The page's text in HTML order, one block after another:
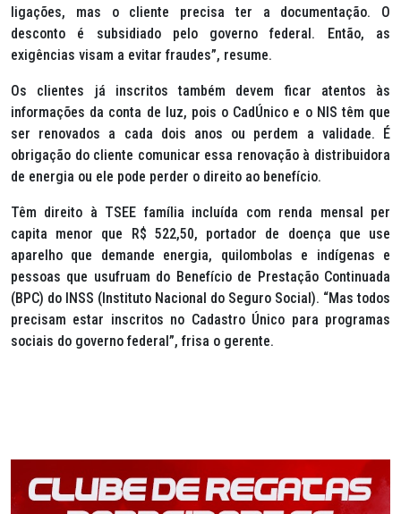
ligações, mas o cliente precisa ter a documentação. O
desconto é subsidiado pelo governo federal. Então, as
exigências visam a evitar fraudes”, resume.
Os clientes já inscritos também devem ficar atentos às
informações da conta de luz, pois o CadÚnico e o NIS têm que
ser renovados a cada dois anos ou perdem a validade. É
obrigação do cliente comunicar essa renovação à distribuidora
de energia ou ele pode perder o direito ao benefício.
Têm direito à TSEE família incluída com renda mensal per
capita menor que R$ 522,50, portador de doença que use
aparelho que demande energia, quilombolas e indígenas e
pessoas que usufruam do Benefício de Prestação Continuada
(BPC) do INSS (Instituto Nacional do Seguro Social). “Mas todos
precisam estar inscritos no Cadastro Único para programas
sociais do governo federal”, frisa o gerente.